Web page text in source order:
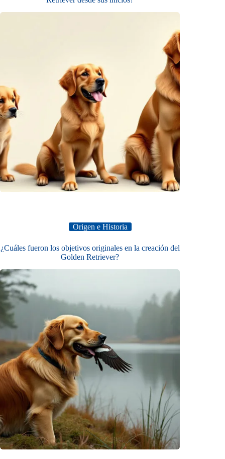
Origen e Historia
¿Cuáles fueron los objetivos originales en la creación del
Golden Retriever?